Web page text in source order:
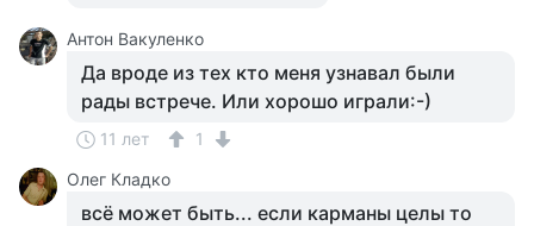
Антон Вакуленко
Да вроде из тех кто меня узнавал были
рады встрече. Или хорошо играли:-)
11 лет
1
Олег Кладко
всё может быть... если карманы целы то